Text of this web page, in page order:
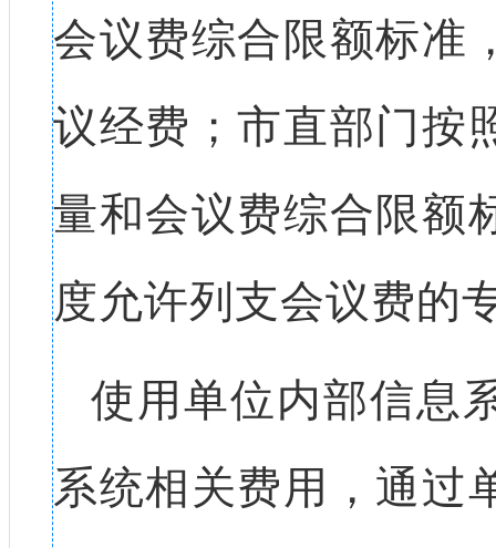
会议费综合限额标准
议经费；市直部门按
量和会议费综合限额
度允许列支会议费的
使用单位内部信息
系统相关费用，通过